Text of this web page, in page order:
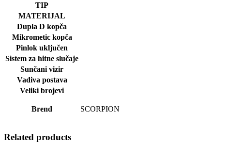
TIP
MATERIJAL
Dupla D kopča
Mikrometic kopča
Pinlok uključen
Sistem za hitne slučaje
Sunčani vizir
Vadiva postava
Veliki brojevi
Brend SCORPION
Related products